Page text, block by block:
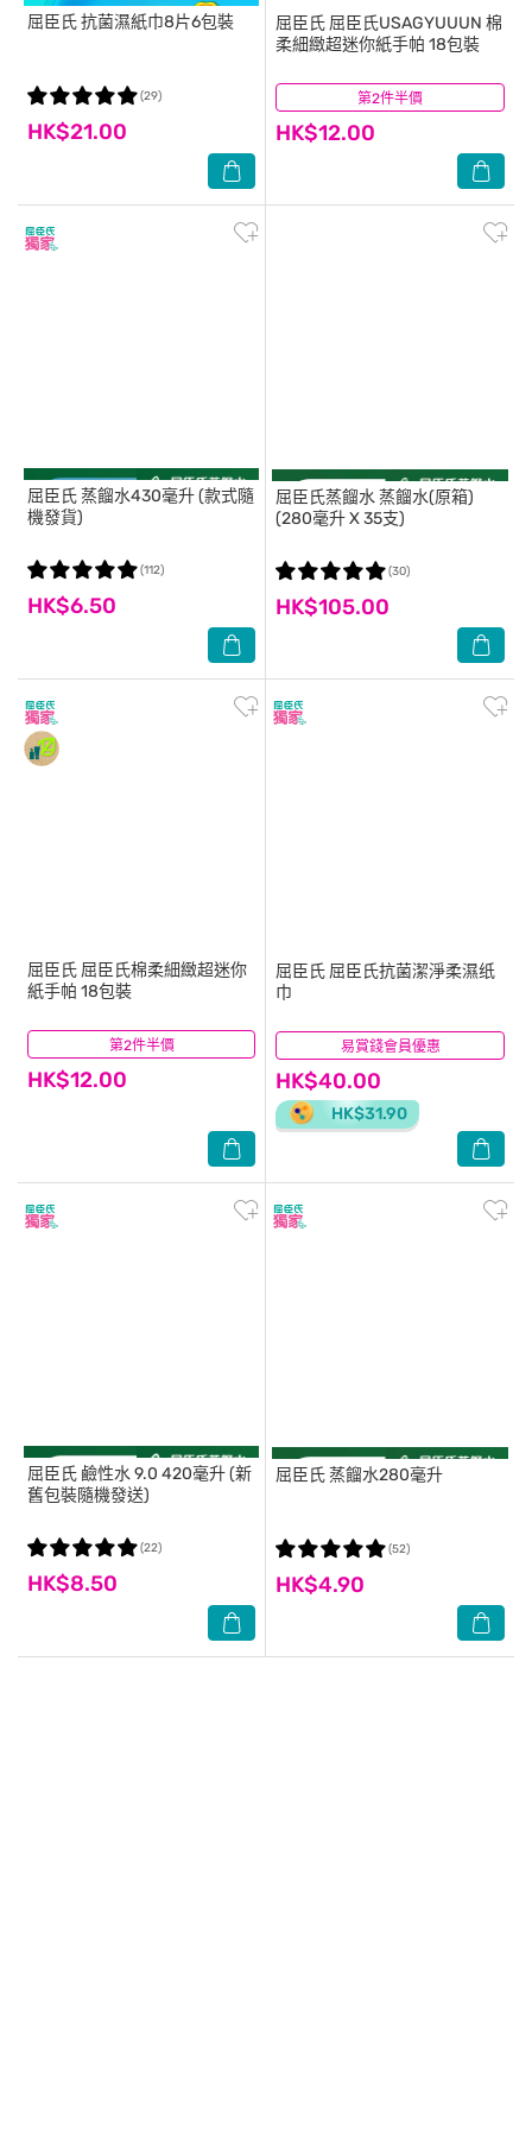
屈臣氏抗菌濕紙巾8片6包裝
HK$21.00
(29) 第2件半價
屈臣氏 屈臣氏USAGYUUUN 棉
柔細緻超迷你紙手帕 18包裝
HK$12.00
(208)
屈臣氏蒸餾水430毫升 (款式隨
機發貨)
HK$6.50
(112)
屈臣氏蒸餾水蒸餾水(原箱)
(280毫升 X 35支)
HK$105.00
(30)
第2件半價
屈臣氏 屈臣氏棉柔細緻超迷你
紙手帕 18包裝
HK$12.00
(174) 易賞錢會員優惠
屈臣氏 屈臣氏抗菌潔淨柔濕纸
巾
HK$40.00
HK$31.90
(40)
屈臣氏 鹼性水 9.0 420毫升 (新
舊包裝隨機發送)
HK$8.50
(22)
屈臣氏蒸餾水280毫升
HK$4.90
(52)